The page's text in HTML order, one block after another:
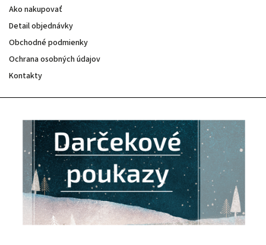
Ako nakupovať
Detail objednávky
Obchodné podmienky
Ochrana osobných údajov
Kontakty